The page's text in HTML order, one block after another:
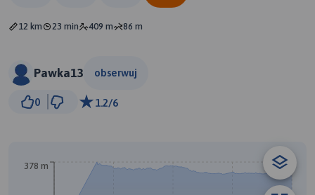
12 km 23 min 409 m 86 m
Pawka13 obserwuj
0 1.2/6
378 m